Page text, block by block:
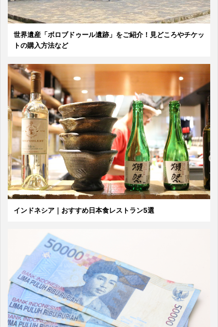
世界遺産「ボロブドゥール遺跡」をご紹介！見どころやチケッ
トの購入方法など
インドネシア｜おすすめ日本食レストラン5選